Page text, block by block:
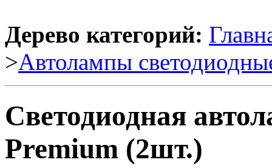
Дерево категорий:
>Автолампы
Светодиодная
Premium (2шт.)